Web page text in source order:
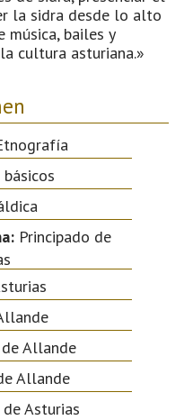
la sidra desde lo alto
bailes y
cultura asturiana.»
Principado de
Allande
Allande
Asturias